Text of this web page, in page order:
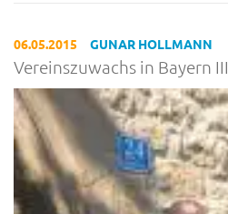
06.05.2015 GUNAR HOLLMANN
Vereinszuwachs in Bayern III